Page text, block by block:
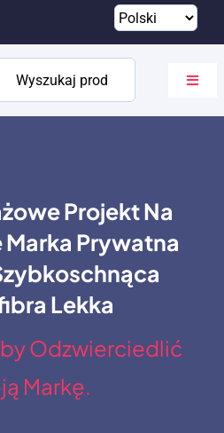
Projekt Na
Prywatna
Lekka
Odzwierciedlić
Markę.